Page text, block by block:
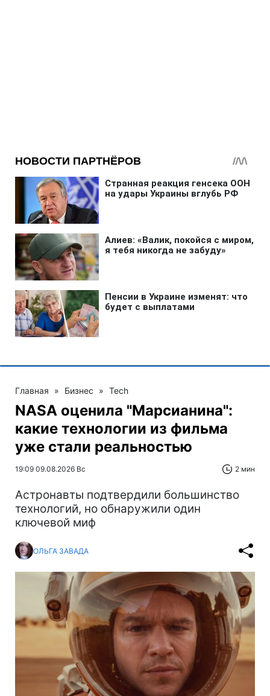
Главная » Бизнес » Tech
NASA оценила "Марсианина":
какие технологии из фильма
уже стали реальностью
19:09 09.08.2026 Вс 2 мин
Астронавты подтвердили большинство
технологий, но обнаружили один
ключевой миф
ОЛЬГА ЗАВАДА